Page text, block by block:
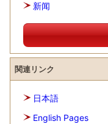
新闻
関連リンク
日本語
English Pages